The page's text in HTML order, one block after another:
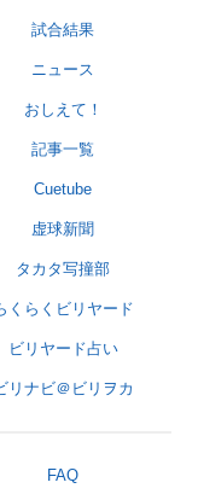
試合結果
ニュース
おしえて！
記事一覧
Cuetube
虚球新聞
タカタ写撞部
くらくビリヤード
ビリヤード占い
リナビ＠ビリヲカ
FAQ